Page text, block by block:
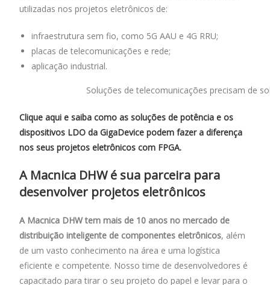
utilizadas nos projetos eletrônicos de:
infraestrutura sem fio, como 5G AAU e 4G RRU;
placas de telecomunicações e rede;
aplicação industrial.
Soluções de telecomunicações precisam de
Clique aqui e saiba como as soluções de potência e os
dispositivos LDO da GigaDevice podem fazer a diferença
nos seus projetos eletrônicos com FPGA.
A Macnica DHW é sua parceira para
desenvolver projetos eletrônicos
A Macnica DHW tem mais de 10 anos no mercado de
distribuição inteligente de componentes eletrônicos, além
de um vasto conhecimento na área e uma logística
eficiente e competente. Nosso time de desenvolvedores é
capacitado para tirar o seu projeto do papel e levar para o